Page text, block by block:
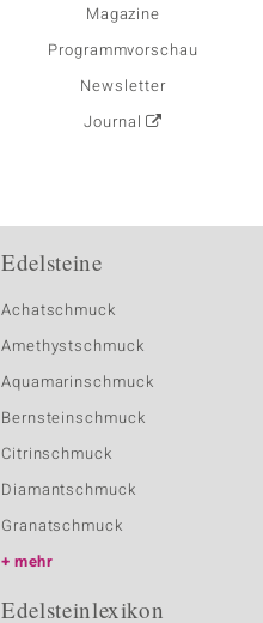
Magazine
Programmvorschau
Newsletter
Journal
Edelsteine
Achatschmuck
Amethystschmuck
Aquamarinschmuck
Bernsteinschmuck
Citrinschmuck
Diamantschmuck
Granatschmuck
mehr
Edelsteinlexikon